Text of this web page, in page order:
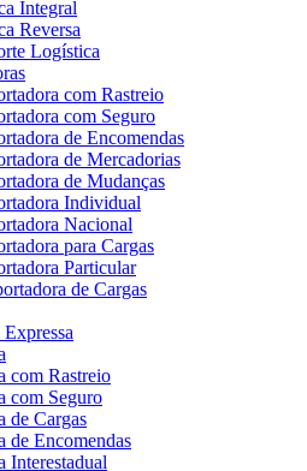
Integral
Reversa
Logística
com Rastreio
com Seguro
de Encomendas
de Mercadorias
de Mudanças
Individual
Nacional
para Cargas
Particular
de Cargas
com Rastreio
com Seguro
de Cargas
de Encomendas
Interestadual